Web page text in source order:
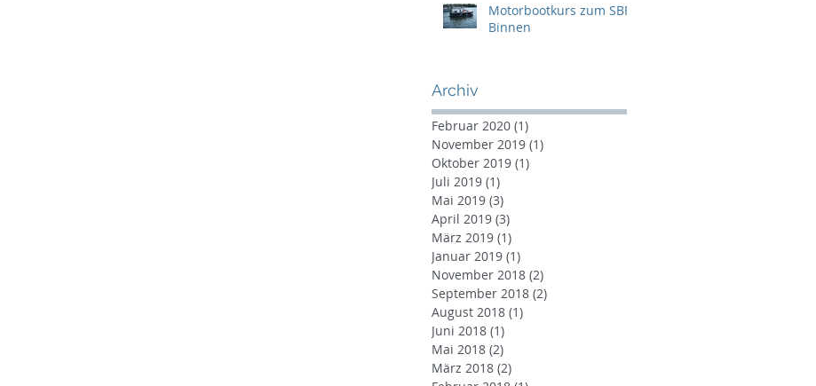
Motorbootkurs zum SBF-
Binnen
Archiv
Februar 2020 (1)
November 2019 (1)
Oktober 2019 (1)
Juli 2019 (1)
Mai 2019 (3)
April 2019 (3)
März 2019 (1)
Januar 2019 (1)
November 2018 (2)
September 2018 (2)
August 2018 (1)
Juni 2018 (1)
Mai 2018 (2)
März 2018 (2)